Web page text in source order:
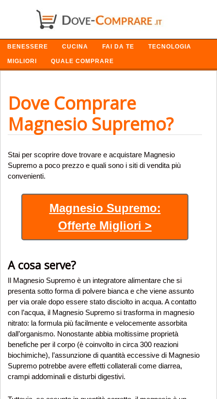
SETTORI
BENESSERE CUCINA FAI DA TE TECNOLOGIA
MIGLIORI QUALE COMPRARE
Dove Comprare
Magnesio Supremo?
Stai per scoprire dove trovare e acquistare Magnesio
Supremo a poco prezzo e quali sono i siti di vendita più
convenienti.
Magnesio Supremo:
Offerte Migliori >
A cosa serve?
Il Magnesio Supremo è un integratore alimentare che si
presenta sotto forma di polvere bianca e che viene assunto
per via orale dopo essere stato disciolto in acqua. A contatto
con l’acqua, il Magnesio Supremo si trasforma in magnesio
nitrato: la formula più facilmente e velocemente assorbita
dall’organismo. Nonostante abbia moltissime proprietà
benefiche per il corpo (è coinvolto in circa 300 reazioni
biochimiche), l’assunzione di quantità eccessive di Magnesio
Supremo potrebbe avere effetti collaterali come diarrea,
crampi addominali e disturbi digestivi.